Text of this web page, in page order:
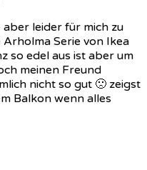
leider für mich zu
Serie von Ikea
so edel aus ist aber um
meinen Freund
nicht so gut 🙁 zeigst
Balkon wenn alles